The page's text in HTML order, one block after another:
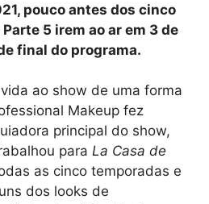
pouco antes dos cinco
5 irem ao ar em 3 de
final do programa.
ao show de uma forma
Makeup fez
principal do show,
para La Casa de
as cinco temporadas e
dos looks de